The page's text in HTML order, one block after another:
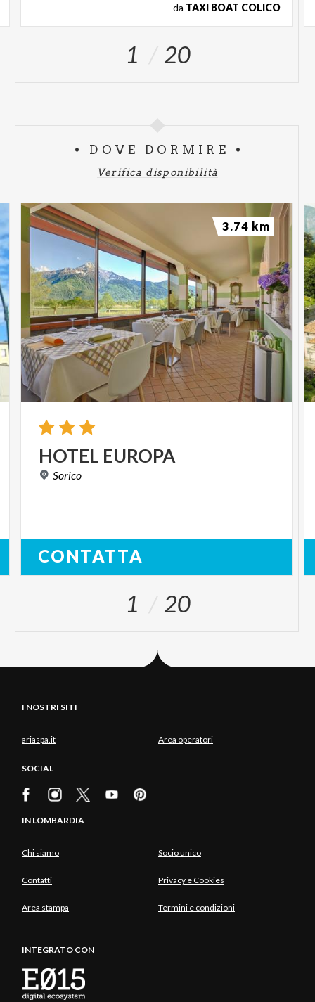
da TAXI BOAT COLICO
1 20
DOVE DORMIRE
Verifica disponibilità
HOTEL EUROPA
Sorico
CONTATTA
3.74 km
1 20
I NOSTRI SITI
ariaspa.it Area operatori
SOCIAL
IN LOMBARDIA
Chi siamo Socio unico
Contatti Privacy e Cookies
Area stampa Termini e condizioni
INTEGRATO CON